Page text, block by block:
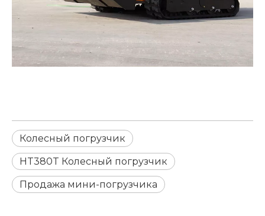
Колесный погрузчик
HT380T Колесный погрузчик
Продажа мини-погрузчика